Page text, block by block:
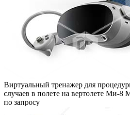
Виртуальный тренажер для
случаев в полете на вертолете Ми-8
по запросу